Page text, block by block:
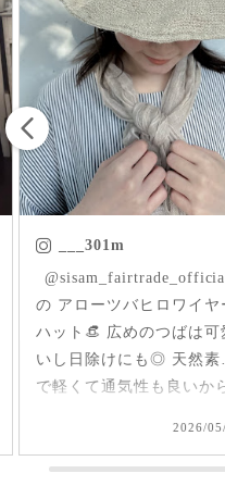
___301m
ㅤㅤㅤ @sisam_fairtrade_official
の アローツバヒロワイヤー
ハット👒 広めのつばは可愛
いし日除けにも◎ 天然素材
で軽くて通気性も良いから
フェアトレード #fairtrade #
2026/05/25